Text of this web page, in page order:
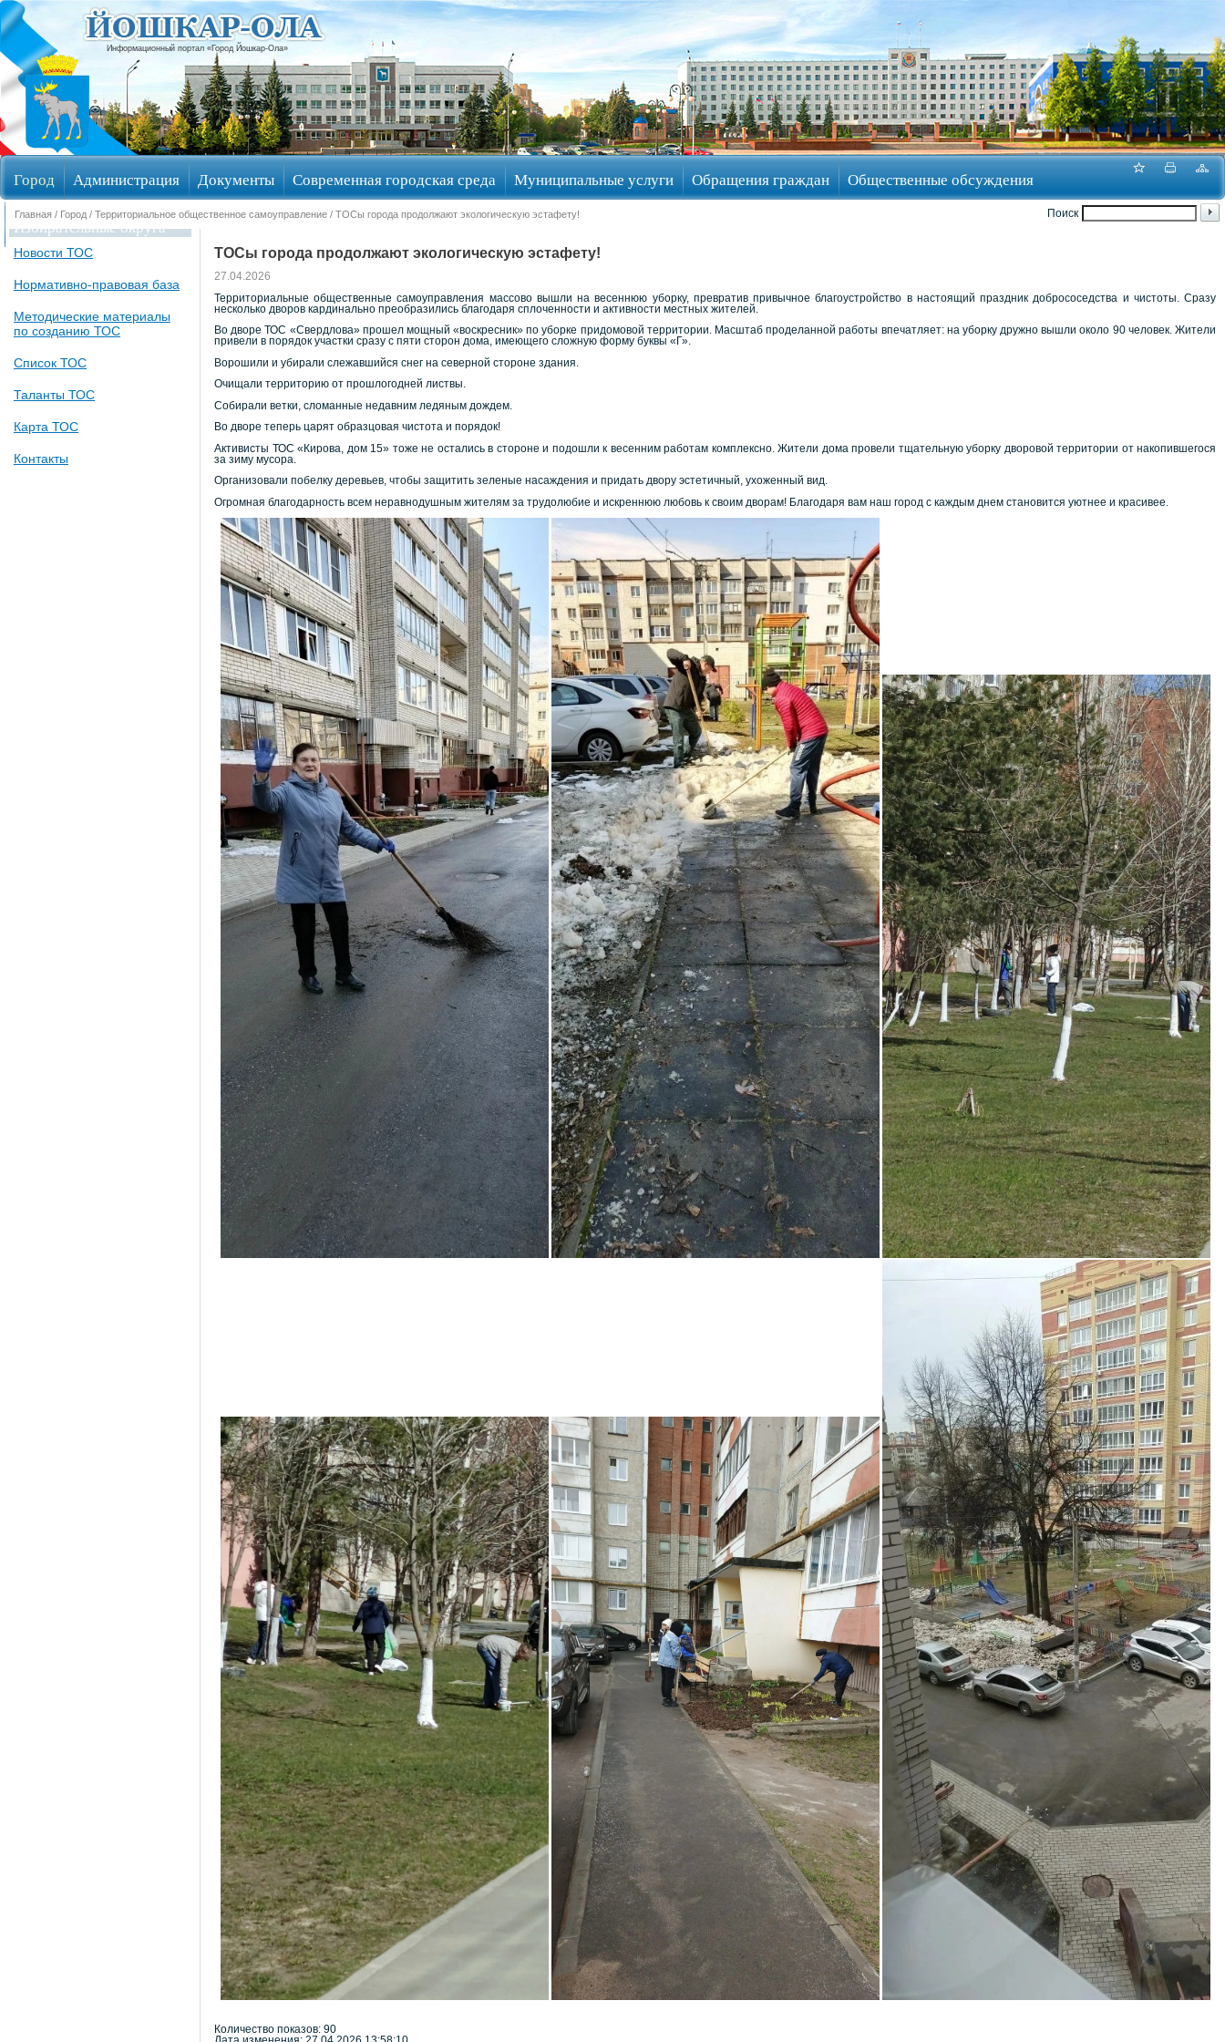
Информационный портал «Город Йошкар-Ола»
Город Администрация Документы Современная городская среда Муниципальные услуги Обращения граждан Общественные обсуждения
Избирательные округа
Поиск
Главная / Город / Территориальное общественное самоуправление / ТОСы города продолжают экологическую эстафету!
Новости ТОС
Нормативно-правовая база
Методические материалы
по созданию ТОС
Список ТОС
Таланты ТОС
Карта ТОС
Контакты
ТОСы города продолжают экологическую эстафету!
27.04.2026
Территориальные общественные самоуправления массово вышли на весеннюю уборку, превратив привычное благоустройство в настоящий праздник добрососедства и чистоты. Сразу
несколько дворов кардинально преобразились благодаря сплоченности и активности местных жителей.
Во дворе ТОС «Свердлова» прошел мощный «воскресник» по уборке придомовой территории. Масштаб проделанной работы впечатляет: на уборку дружно вышли около 90 человек. Жители
привели в порядок участки сразу с пяти сторон дома, имеющего сложную форму буквы «Г».
Ворошили и убирали слежавшийся снег на северной стороне здания.
Очищали территорию от прошлогодней листвы.
Собирали ветки, сломанные недавним ледяным дождем.
Во дворе теперь царят образцовая чистота и порядок!
Активисты ТОС «Кирова, дом 15» тоже не остались в стороне и подошли к весенним работам комплексно. Жители дома провели тщательную уборку дворовой территории от накопившегося
за зиму мусора.
Организовали побелку деревьев, чтобы защитить зеленые насаждения и придать двору эстетичный, ухоженный вид.
Огромная благодарность всем неравнодушным жителям за трудолюбие и искреннюю любовь к своим дворам! Благодаря вам наш город с каждым днем становится уютнее и красивее.
Количество показов: 90